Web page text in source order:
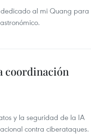
dedicado al mi Quang para
coordinación
y la seguridad de la IA
contra ciberataques.